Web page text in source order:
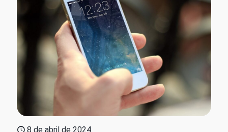
8 de abril de 2024